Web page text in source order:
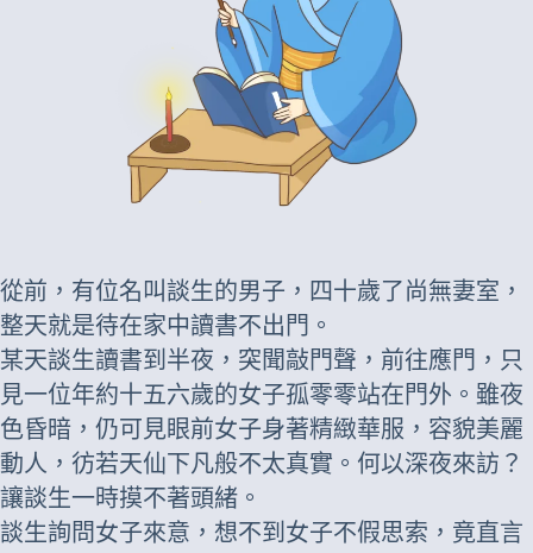
從前，有位名叫談生的男子，四十歲了尚無妻室，
整天就是待在家中讀書不出門。
某天談生讀書到半夜，突聞敲門聲，前往應門，只
見一位年約十五六歲的女子孤零零站在門外。雖夜
色昏暗，仍可見眼前女子身著精緻華服，容貌美麗
動人，彷若天仙下凡般不太真實。何以深夜來訪？
讓談生一時摸不著頭緒。
談生詢問女子來意，想不到女子不假思索，竟直言